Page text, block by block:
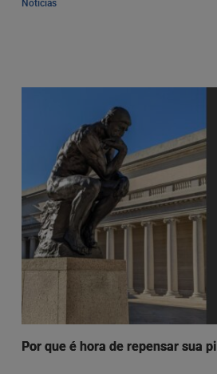
Notícias
Por que é hora de repensar sua